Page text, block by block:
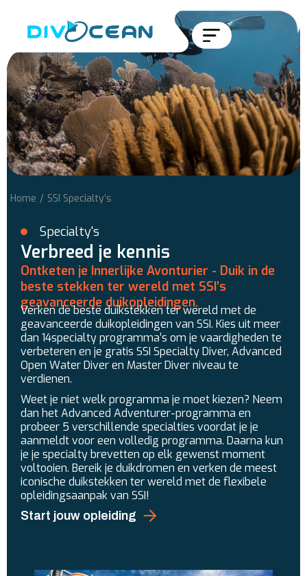
Home / SSI Specialty’s
Specialty's
Verbreed je kennis
Ontketen je Innerlijke Avonturier - Duik in de
beste stekken ter wereld met SSI’s
geavanceerde duikopleidingen.
Verken de beste duikstekken ter wereld met de
geavanceerde duikopleidingen van SSI. Kies uit meer
dan 14specialty programma’s om je vaardigheden te
verbeteren en je gratis SSI Specialty Diver, Advanced
Open Water Diver en Master Diver niveau te
verdienen.
Weet je niet welk programma je moet kiezen? Neem
dan het Advanced Adventurer-programma en
probeer 5 verschillende specialties voordat je je
aanmeldt voor een volledig programma. Daarna kun
je je specialty brevetten op elk gewenst moment
voltooien. Bereik je duikdromen en verken de meest
iconische duikstekken ter wereld met de flexibele
opleidingsaanpak van SSI!
Start jouw opleiding